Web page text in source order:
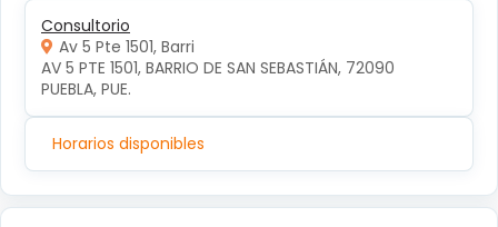
Consultorio
Av 5 Pte 1501, Barri
AV 5 PTE 1501, BARRIO DE SAN SEBASTIÁN, 72090
PUEBLA, PUE.
Horarios disponibles